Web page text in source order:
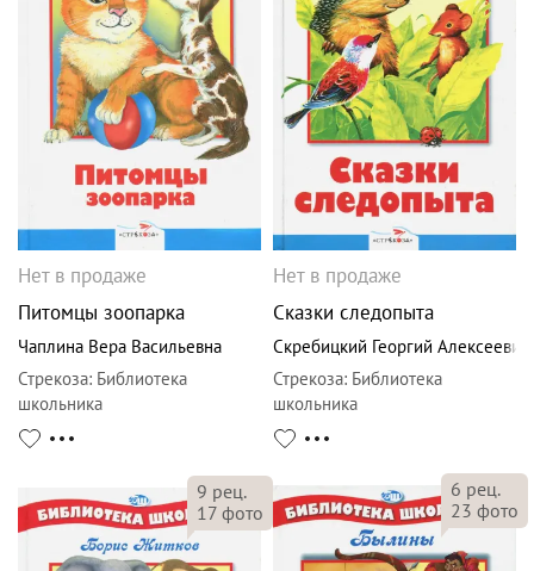
Нет в продаже
Питомцы зоопарка
Чаплина Вера Васильевна
Стрекоза: Библиотека
школьника
Нет в продаже
Сказки следопыта
Скребицкий Георгий Алексеевич
Стрекоза: Библиотека
школьника
9 рец.
17 фото
6 рец.
23 фото